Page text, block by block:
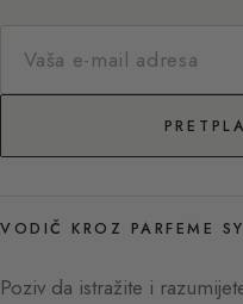
VODIČ KROZ PARFEME
Poziv da istražite i